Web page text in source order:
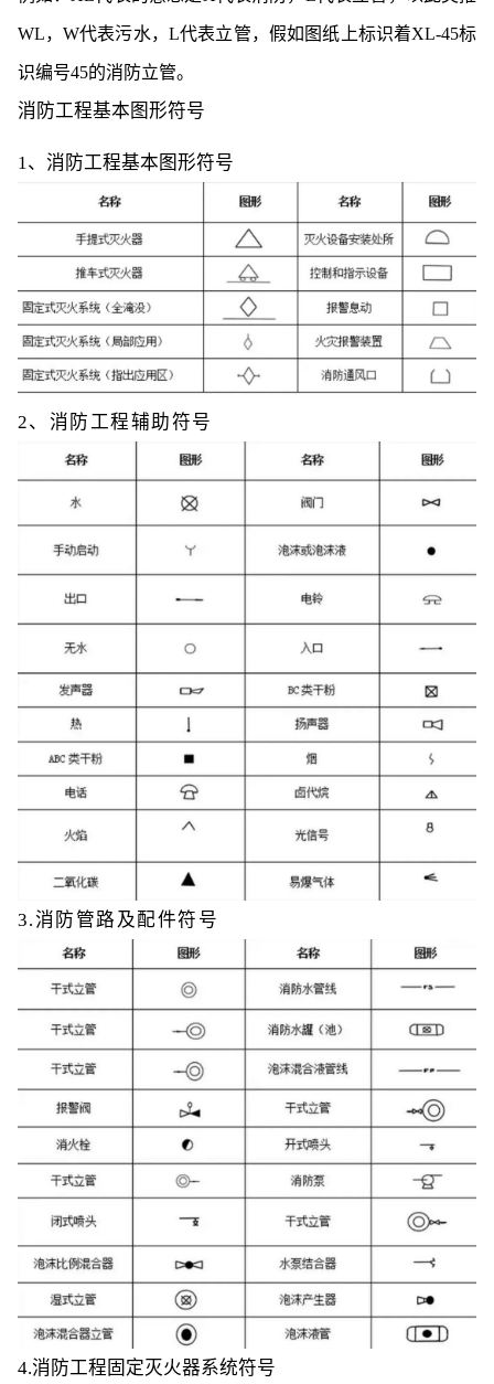
WL，W代表污水，L代表立管，假如图纸上标识着XL-45标
识编号45的消防立管。
消防工程基本图形符号
1、消防工程基本图形符号
2、消防工程辅助符号
3.消防管路及配件符号
4.消防工程固定灭火器系统符号